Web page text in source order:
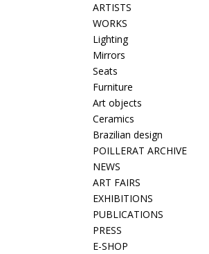
ARTISTS
WORKS
Lighting
Mirrors
Seats
Furniture
Art objects
Ceramics
Brazilian design
POILLERAT ARCHIVE
NEWS
ART FAIRS
EXHIBITIONS
PUBLICATIONS
PRESS
E-SHOP